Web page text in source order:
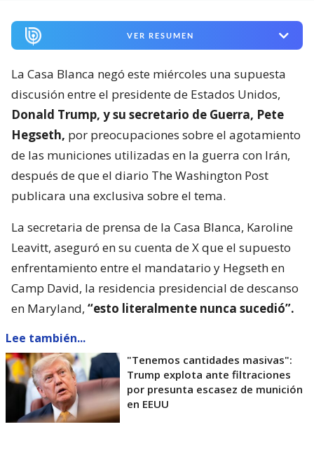
VER RESUMEN
La Casa Blanca negó este miércoles una supuesta
discusión entre el presidente de Estados Unidos,
Donald Trump, y su secretario de Guerra, Pete
Hegseth, por preocupaciones sobre el agotamiento
de las municiones utilizadas en la guerra con Irán,
después de que el diario The Washington Post
publicara una exclusiva sobre el tema.
La secretaria de prensa de la Casa Blanca, Karoline
Leavitt, aseguró en su cuenta de X que el supuesto
enfrentamiento entre el mandatario y Hegseth en
Camp David, la residencia presidencial de descanso
en Maryland, “esto literalmente nunca sucedió”.
Lee también...
"Tenemos cantidades masivas":
Trump explota ante filtraciones
por presunta escasez de munición
en EEUU